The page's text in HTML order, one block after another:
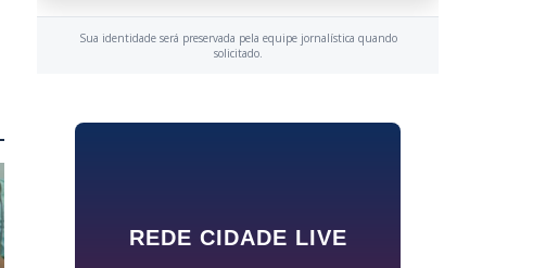
Sua identidade será preservada pela equipe jornalística quando
solicitado.
REDE CIDADE LIVE